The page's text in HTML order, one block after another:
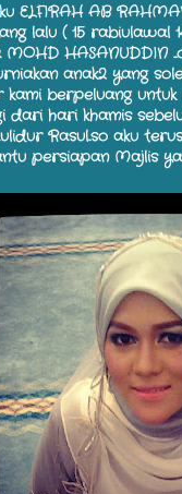
ELFIRAH AB
lalu ( 15 rabiulawal
HASANUDDIN
anak2 yang
kami berpeluang
dari hari khamis
Rasul..so aku
persiapan Majlis